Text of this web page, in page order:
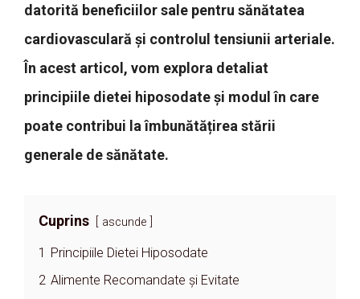
datorită beneficiilor sale pentru sănătatea
cardiovasculară și controlul tensiunii arteriale.
În acest articol, vom explora detaliat
principiile dietei hiposodate și modul în care
poate contribui la îmbunătățirea stării
generale de sănătate.
Cuprins ascunde
1
Principiile Dietei Hiposodate
2 Alimente Recomandate și Evitate